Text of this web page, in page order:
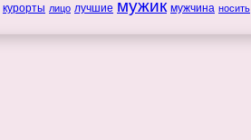
курорты лицо лучшие мужик мужчина носить